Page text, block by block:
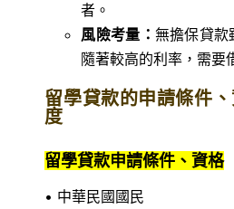
者。
風險考量： 無擔保貸款
隨著較高的利率，需要
留學貸款的申請條件
度
留學貸款申請條件、資格
• 中華民國國民